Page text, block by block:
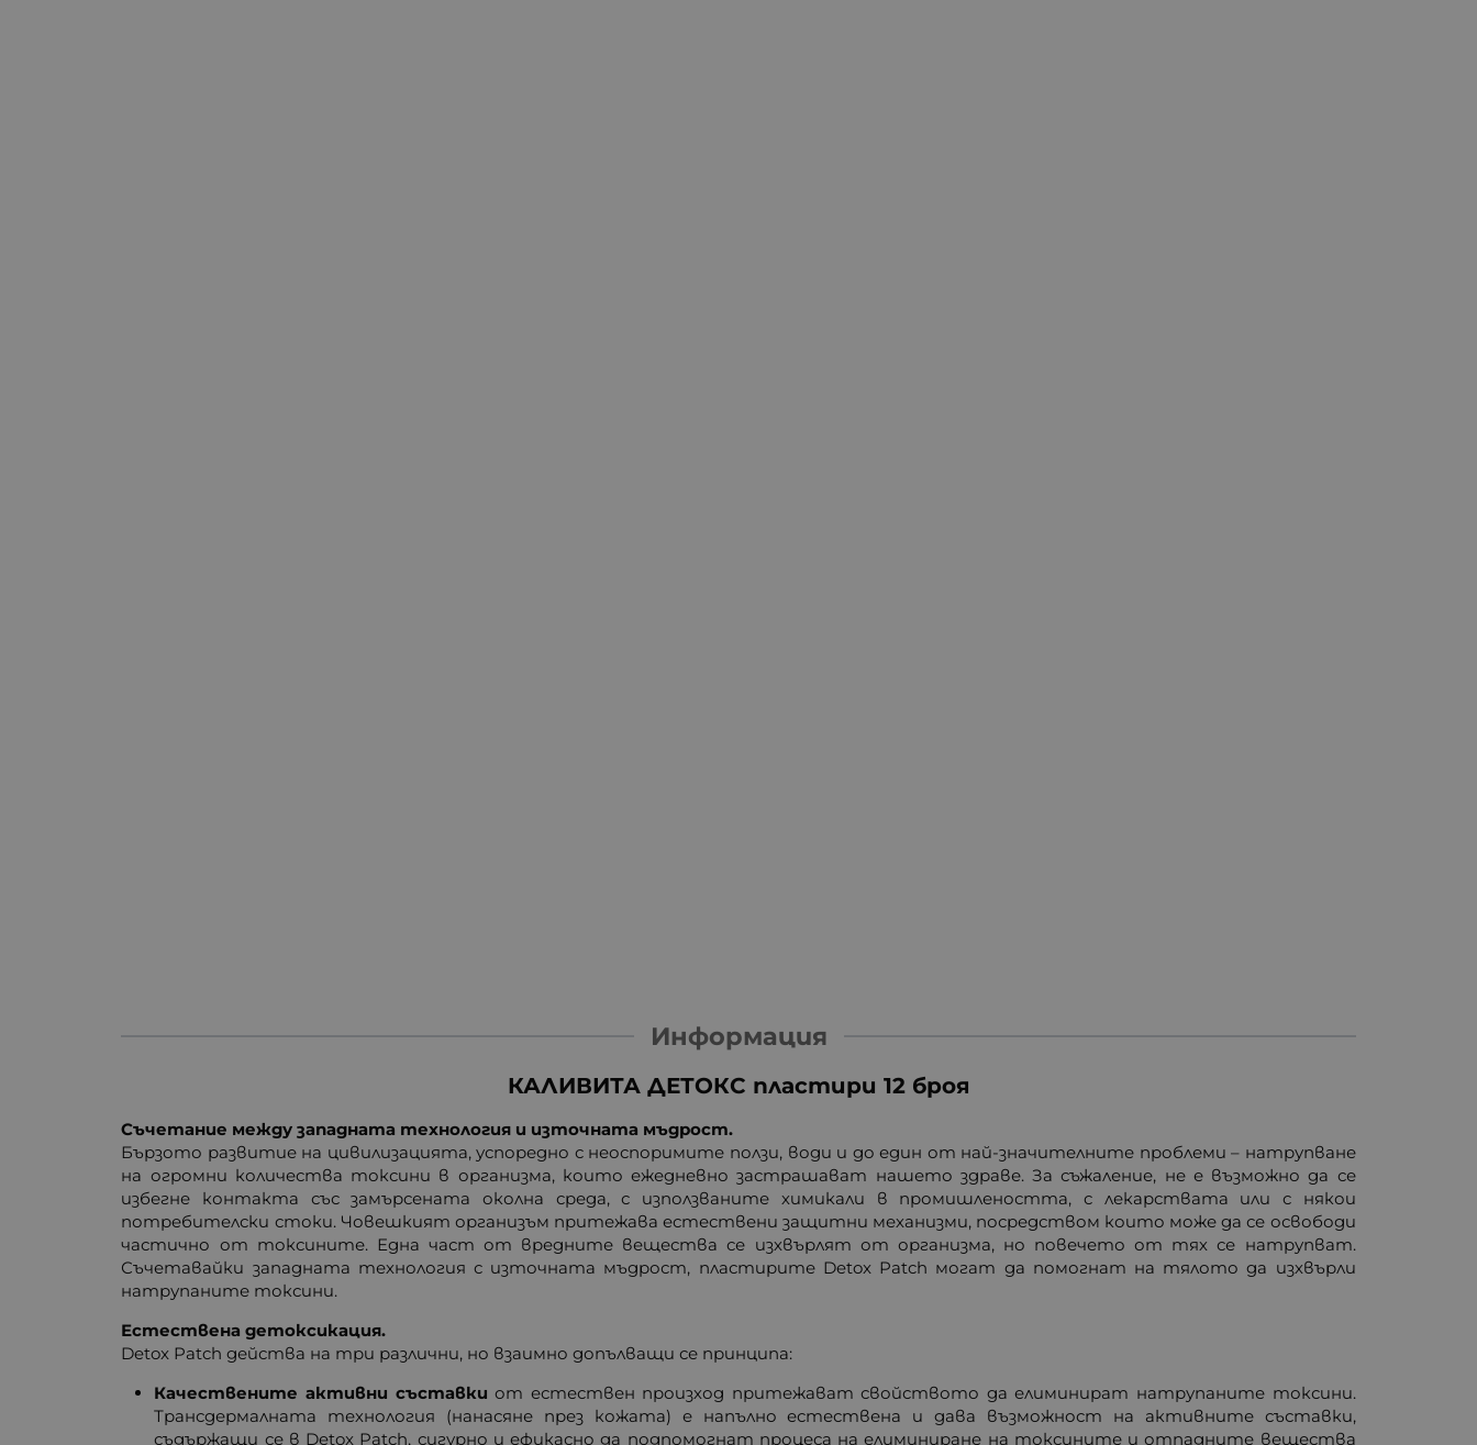
Информация
КАЛИВИТА ДЕТОКС пластири 12 броя
Съчетание между западната технология и източната мъдрост.
Бързото развитие на цивилизацията, успоредно с неоспоримите ползи, води и до един от най-значителните проблеми – натрупване
на огромни количества токсини в организма, които ежедневно застрашават нашето здраве. За съжаление, не е възможно да се
избегне контакта със замърсената околна среда, с използваните химикали в промишлеността, с лекарствата или с някои
потребителски стоки. Човешкият организъм притежава естествени защитни механизми, посредством които може да се освободи
частично от токсините. Една част от вредните вещества се изхвърлят от организма, но повечето от тях се натрупват.
Съчетавайки западната технология с източната мъдрост, пластирите Detox Patch могат да помогнат на тялото да изхвърли
натрупаните токсини.
Естествена детоксикация.
Detox Patch действа на три различни, но взаимно допълващи се принципа:
Качествените активни съставки от естествен произход притежават свойството да елиминират натрупаните токсини.
Трансдермалната технология (нанасяне през кожата) е напълно естествена и дава възможност на активните съставки,
съдържащи се в Detox Patch, сигурно и ефикасно да подпомогнат процеса на елиминиране на токсините и отпадните вещества